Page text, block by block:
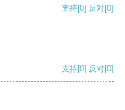
支持[0] 反对[0]
支持[0] 反对[0]